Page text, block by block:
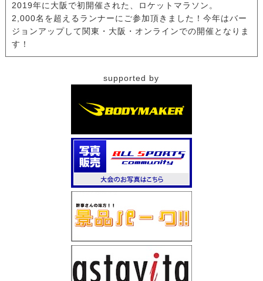
2020.7.14
大阪大会「ランネット」「スポーツエントリ
ー」7月16日エントリー開始します！
始しました。
れました。
2019年に大阪で初開催された、ロケットマラソン。
2,000名を超えるランナーにご参加頂きました！今年はバー
ジョンアップして関東・大阪・オンラインでの開催となりま
す！
supported by